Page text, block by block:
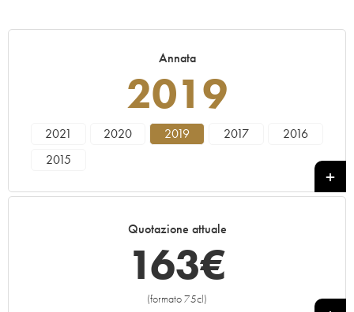
Annata
2019
2021 2020 2019 2017
2016
2015
Quotazione attuale
163€
(formato 75cl)